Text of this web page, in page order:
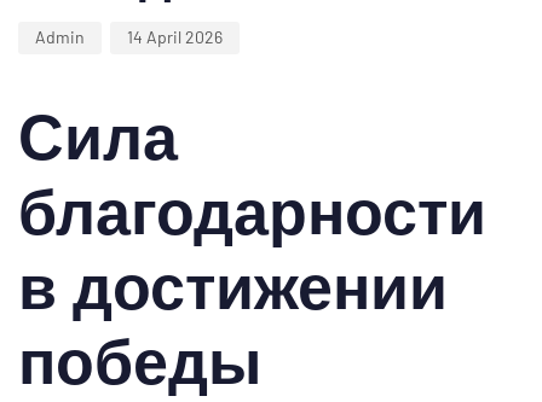
Admin 14 April 2026
Сила
благодарности
в достижении
победы